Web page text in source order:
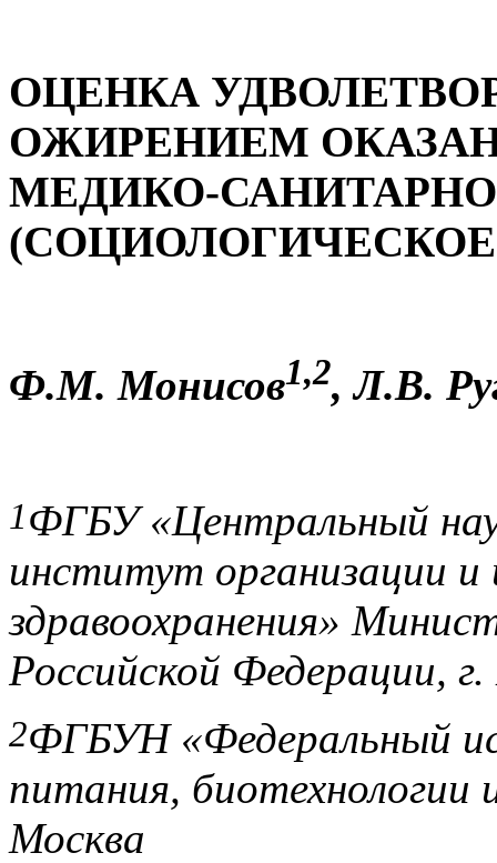
ОЦЕНКА
ОЖИРЕНИЕМ
МЕДИКО-
Ф.М. Монисов1,2, Л.В.
1ФГБУ «Центральный
институт организации
здравоохранения»
Российской Федерации,
2ФГБУН «Федеральный
питания, биотехнологии
Москва